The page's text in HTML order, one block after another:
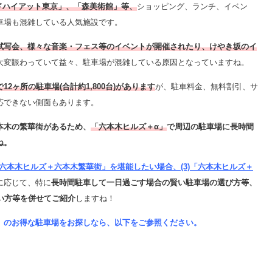
ハイアット東京」、「森美術館」等、ショッピング、ランチ、イベン
も混雑している人気施設です。
会、様々な音楽・フェス等のイベントが開催されたり、けやき坂のイ
賑わっていて益々、駐車場が混雑している原因となっていますね。
12ヶ所の駐車場(合計約1,800台)がありますが、駐車料金、無料割引、サ
きない側面もあります。
の繁華街があるため、 「六本木ヒルズ＋α」で周辺の駐車場に長時間
六本木ヒルズ＋六本木繁華街」を堪能したい場合、 (3)「六本木ヒルズ＋
応じて、特に長時間駐車して一日過ごす場合の賢い駐車場の選び方等、
方等を併せてご紹介しますね！
お得な駐車場をお探しなら、以下をご参照ください。